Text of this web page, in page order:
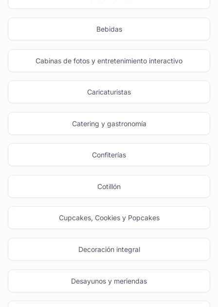
Bebidas
Cabinas de fotos y entretenimiento interactivo
Caricaturistas
Catering y gastronomía
Confiterías
Cotillón
Cupcakes, Cookies y Popcakes
Decoración integral
Desayunos y meriendas